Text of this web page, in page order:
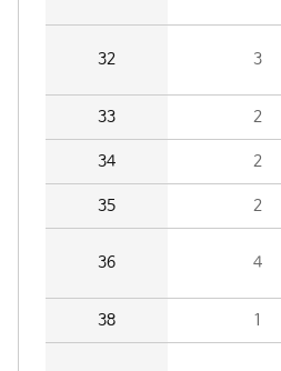
32 3
33 2
34 2
35 2
36 4
38 1